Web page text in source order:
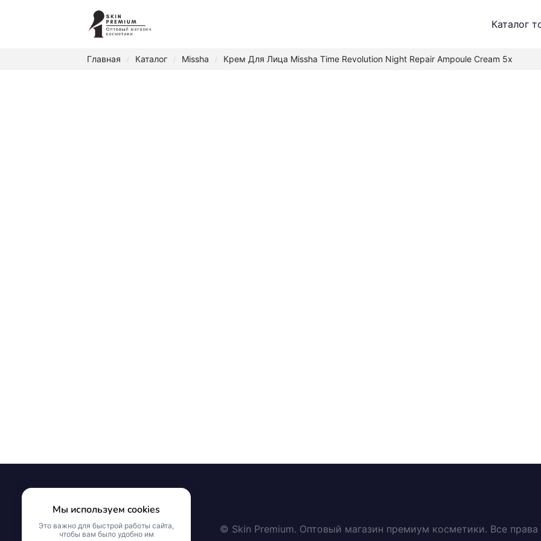
Каталог
Главная / Каталог / Missha / Крем Для Лица Missha Time Revolution Night Repair Ampoule Cream 5x
© Skin Premium. Оптовый магазин премиум косметики. Все
Мы используем cookies
Это важно для быстрой работы сайта,
чтобы вам было удобно им